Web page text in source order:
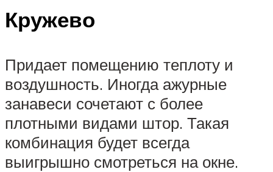
Кружево
Придает помещению теплоту и
воздушность. Иногда ажурные
занавеси сочетают с более
плотными видами штор. Такая
комбинация будет всегда
выигрышно смотреться на окне.